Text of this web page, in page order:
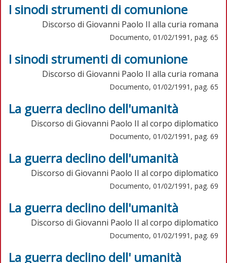
I sinodi strumenti di comunione
Discorso di Giovanni Paolo II alla curia romana
Documento, 01/02/1991, pag. 65
I sinodi strumenti di comunione
Discorso di Giovanni Paolo II alla curia romana
Documento, 01/02/1991, pag. 65
La guerra declino dell'umanità
Discorso di Giovanni Paolo II al corpo diplomatico
Documento, 01/02/1991, pag. 69
La guerra declino dell'umanità
Discorso di Giovanni Paolo II al corpo diplomatico
Documento, 01/02/1991, pag. 69
La guerra declino dell'umanità
Discorso di Giovanni Paolo II al corpo diplomatico
Documento, 01/02/1991, pag. 69
La guerra declino dell' umanità